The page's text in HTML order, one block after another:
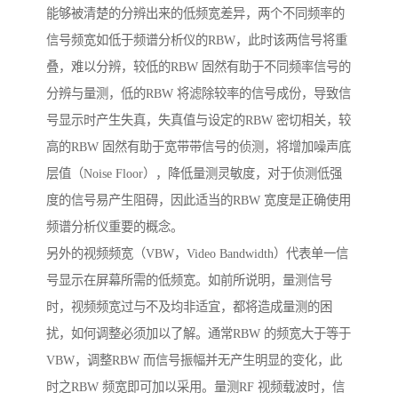
能够被清楚的分辨出来的低频宽差异，两个不同频率的
信号频宽如低于频谱分析仪的RBW，此时该两信号将重
叠，难以分辨，较低的RBW 固然有助于不同频率信号的
分辨与量测，低的RBW 将滤除较率的信号成份，导致信
号显示时产生失真，失真值与设定的RBW 密切相关，较
高的RBW 固然有助于宽带带信号的侦测，将增加噪声底
层值（Noise Floor），降低量测灵敏度，对于侦测低强
度的信号易产生阻碍，因此适当的RBW 宽度是正确使用
频谱分析仪重要的概念。
另外的视频频宽（VBW，Video Bandwidth）代表单一信
号显示在屏幕所需的低频宽。如前所说明，量测信号
时，视频频宽过与不及均非适宜，都将造成量测的困
扰，如何调整必须加以了解。通常RBW 的频宽大于等于
VBW，调整RBW 而信号振幅并无产生明显的变化，此
时之RBW 频宽即可加以采用。量测RF 视频载波时，信